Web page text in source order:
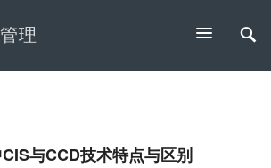
理
与CCD技术特点与区别